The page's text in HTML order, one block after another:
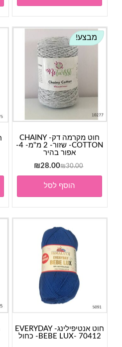
מבצע!
חוט מקרמה דק- CHAINY
COTTON- שזור- 2 מ"מ- 4-
אפור בהיר
₪30.00
המחיר
המקורי
היה:
₪30.00.
₪28.00
המחיר
הנוכחי
₪28.00.
הוסף לסל
חוט אנטיפילינג- EVERYDAY
BEBE LUX- 70412- כחול